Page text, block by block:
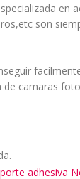
en
son
camaras
adhesiva